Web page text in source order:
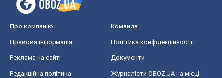
Про компанію Команда
Правова інформація Політика конфіденційності
Реклама на сайті Документи
Редакційна політика
Журналісти OBOZ.UA на місці